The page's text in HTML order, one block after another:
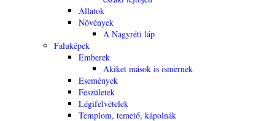
Állatok
Növények
A Nagyréti láp
Faluképek
Emberek
Akiket mások is ismernek
Események
Feszületek
Légifelvételek
Templom, temető, kápolnák